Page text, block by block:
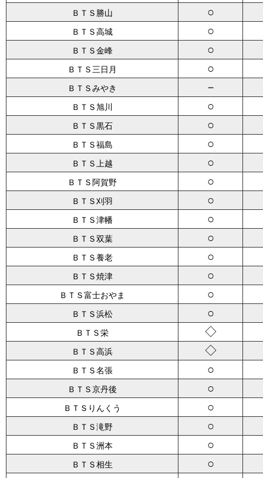
ＢＴＳ勝山 ○
ＢＴＳ高城 ○
ＢＴＳ金峰 ○
ＢＴＳ三日月 ○
ＢＴＳみやき －
ＢＴＳ旭川 ○
ＢＴＳ黒石 ○
ＢＴＳ福島 ○
ＢＴＳ上越 ○
ＢＴＳ阿賀野 ○
ＢＴＳ刈羽 ○
ＢＴＳ津幡 ○
ＢＴＳ双葉 ○
ＢＴＳ養老 ○
ＢＴＳ焼津 ○
ＢＴＳ富士おやま ○
ＢＴＳ浜松 ○
ＢＴＳ栄 ◇
ＢＴＳ高浜 ◇
ＢＴＳ名張 ○
ＢＴＳ京丹後 ○
ＢＴＳりんくう ○
ＢＴＳ滝野 ○
ＢＴＳ洲本 ○
ＢＴＳ相生
○